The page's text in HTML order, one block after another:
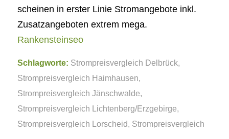
scheinen in erster Linie Stromangebote inkl.
Zusatzangeboten extrem mega.
Rankensteinseo
Schlagworte: Strompreisvergleich Delbrück,
Strompreisvergleich Haimhausen,
Strompreisvergleich Jänschwalde,
Strompreisvergleich Lichtenberg/Erzgebirge,
Strompreisvergleich Lorscheid, Strompreisvergleich